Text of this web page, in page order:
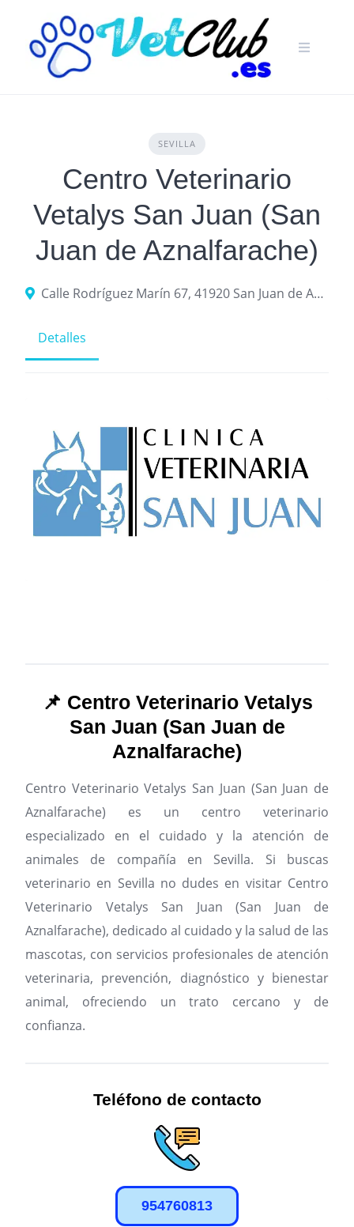
content
SEVILLA
Centro Veterinario
Vetalys San Juan (San
Juan de Aznalfarache)
Calle Rodríguez Marín 67, 41920 San Juan de Aznalfarache, provincia de Sevilla, España
Detalles
📌 Centro Veterinario Vetalys
San Juan (San Juan de
Aznalfarache)
Centro Veterinario Vetalys San Juan (San Juan de
Aznalfarache) es un centro veterinario
especializado en el cuidado y la atención de
animales de compañía en Sevilla. Si buscas
veterinario en Sevilla no dudes en visitar Centro
Veterinario Vetalys San Juan (San Juan de
Aznalfarache), dedicado al cuidado y la salud de las
mascotas, con servicios profesionales de atención
veterinaria, prevención, diagnóstico y bienestar
animal, ofreciendo un trato cercano y de
confianza.
Teléfono de contacto
954760813